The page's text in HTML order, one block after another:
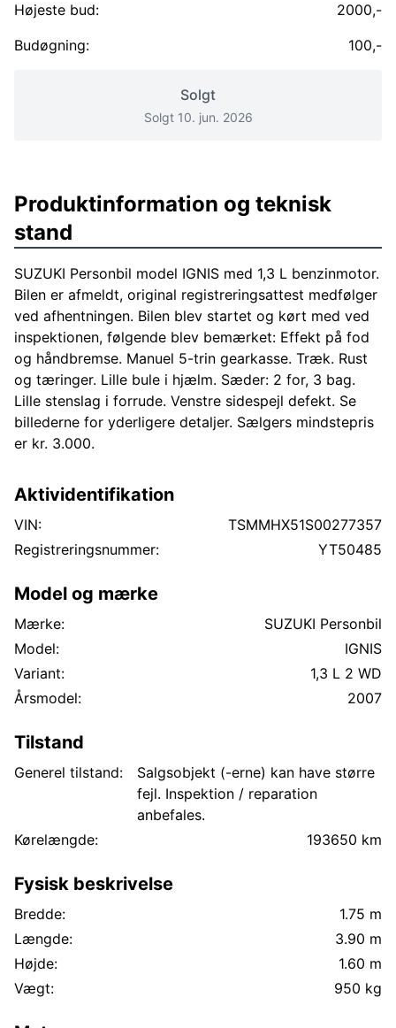
Højeste bud:
2000,-
Budøgning:
100,-
Solgt
Solgt 10. jun. 2026
Produktinformation og teknisk
stand
SUZUKI Personbil model IGNIS med 1,3 L benzinmotor.
Bilen er afmeldt, original registreringsattest medfølger
ved afhentningen. Bilen blev startet og kørt med ved
inspektionen, følgende blev bemærket: Effekt på fod
og håndbremse. Manuel 5-trin gearkasse. Træk. Rust
og tæringer. Lille bule i hjælm. Sæder: 2 for, 3 bag.
Lille stenslag i forrude. Venstre sidespejl defekt. Se
billederne for yderligere detaljer. Sælgers mindstepris
er kr. 3.000.
Aktividentifikation
VIN:
TSMMHX51S00277357
Registreringsnummer:
YT50485
Model og mærke
Mærke:
SUZUKI Personbil
Model:
IGNIS
Variant:
1,3 L 2 WD
Årsmodel:
2007
Tilstand
Generel tilstand:
Salgsobjekt (-erne) kan have større
fejl. Inspektion / reparation
anbefales.
Kørelængde:
193650 km
Fysisk beskrivelse
Bredde:
1.75 m
Længde:
3.90 m
Højde:
1.60 m
Vægt:
950 kg